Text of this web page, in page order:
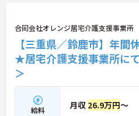
合同会社オレンジ居宅介護支援事業
【三重県／鈴鹿市】年
★居宅介護支援事業所に
＞
給料 月収 26.9万円～